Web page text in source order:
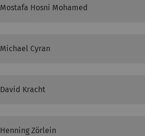
Mostafa Hosni Mohamed
Michael Cyran
David Kracht
Henning Zörlein